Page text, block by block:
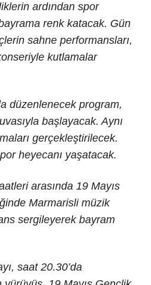
ardından spor
renk katacak. Gün
sahne performansları,
kutlamalar
düzenlenecek program,
başlayacak. Aynı
gerçekleştirilecek.
heyecanı yaşatacak.
arasında 19 Mayıs
Marmarisli müzik
sergileyerek bayram
saat 20.30’da